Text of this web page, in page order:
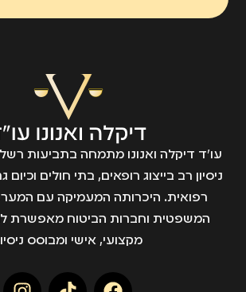
עו״ד דיקלה ואנונו מתמחה בתביעות
ניסיון רב בייצוג רופאים, בתי חולים
רפואית. היכרותה המעמיקה עם
המשפטית וחברות הביטוח מאפשרת לה
מקצועי, אישי ומבוסס